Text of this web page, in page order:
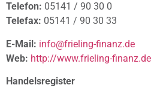
Telefon: 05141 / 90 30 0
Telefax: 05141 / 90 30 33
E-Mail: info@frieling-finanz.de
Web: http://www.frieling-finanz.de
Handelsregister